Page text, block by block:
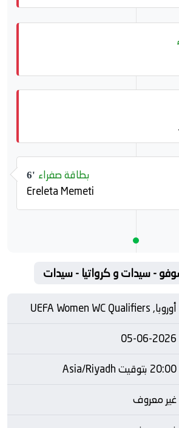
6' بطاقة صفراء
Ereleta Memeti
- سيدات و كرواتيا - سيدات
أوروبا, UEFA Women WC Qualifiers
05-06-2026
20:00 بتوقيت Asia/Riyadh
غير معروف